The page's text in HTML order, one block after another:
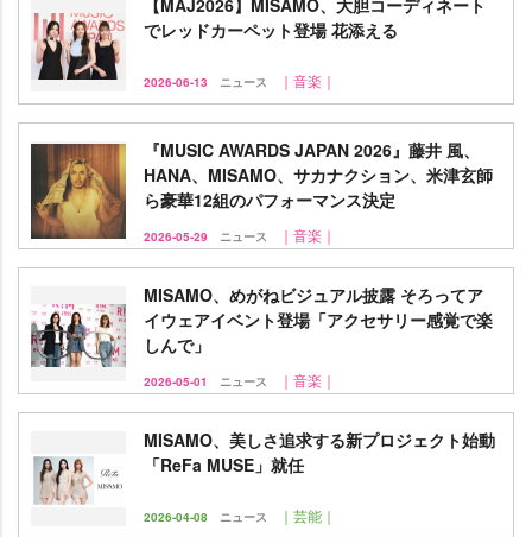
【MAJ2026】MISAMO、大胆コーディネート
でレッドカーペット登場 花添える
2026-06-13 ニュース ｜音楽｜
『MUSIC AWARDS JAPAN 2026』藤井 風、
HANA、MISAMO、サカナクション、米津玄師
ら豪華12組のパフォーマンス決定
2026-05-29 ニュース ｜音楽｜
MISAMO、めがねビジュアル披露 そろってア
イウェアイベント登場「アクセサリー感覚で楽
しんで」
2026-05-01 ニュース ｜音楽｜
MISAMO、美しさ追求する新プロジェクト始動
「ReFa MUSE」就任
2026-04-08 ニュース ｜芸能｜